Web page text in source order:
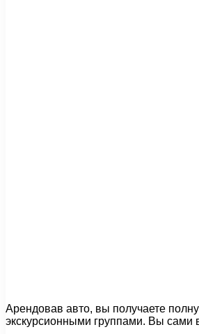
Арендовав авто, вы получаете
экскурсионными группами. Вы